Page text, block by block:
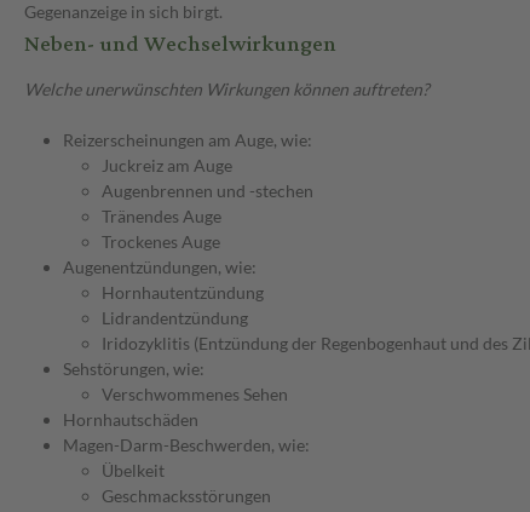
Gegenanzeige in sich birgt.
Neben- und Wechselwirkungen
Welche unerwünschten Wirkungen können auftreten?
Reizerscheinungen am Auge, wie:
Juckreiz am Auge
Augenbrennen und -stechen
Tränendes Auge
Trockenes Auge
Augenentzündungen, wie:
Hornhautentzündung
Lidrandentzündung
Iridozyklitis (Entzündung der Regenbogenhaut und des
Sehstörungen, wie:
Verschwommenes Sehen
Hornhautschäden
Magen-Darm-Beschwerden, wie:
Übelkeit
Geschmacksstörungen